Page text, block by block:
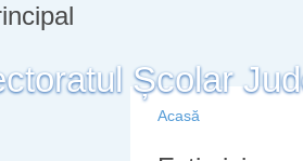
Acasă